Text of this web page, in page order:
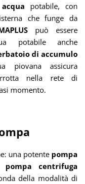
potabile, con
che funge da
può essere
potabile anche
di accumulo
piovana assicura
nella rete di
momento.
una potente pompa
pompa centrifuga
della modalità di